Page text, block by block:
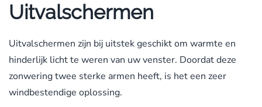
Uitvalschermen
Uitvalschermen zijn bij uitstek geschikt om warmte en
hinderlijk licht te weren van uw venster. Doordat deze
zonwering twee sterke armen heeft, is het een zeer
windbestendige oplossing.